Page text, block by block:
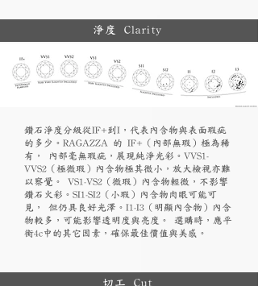
淨度 Clarity
鑽石淨度分級從IF+到I，代表內含物與表面瑕疵
的多少。RAGAZZA 的 IF+（內部無瑕）極為稀
有， 內部毫無瑕疵，展現純淨光彩。VVS1-
VVS2（極微瑕）內含物極其微小，放大檢視亦難
以察覺。 VS1-VS2（微瑕）內含物輕微，不影響
鑽石火彩。SI1-SI2（小瑕）內含物肉眼可能可
見， 但仍具良好光澤。I1-I3（明顯內含物）內含
物較多，可能影響透明度與亮度。 選購時，應平
衡4c中的其它因素，確保最佳價值與美感。
切工 Cut